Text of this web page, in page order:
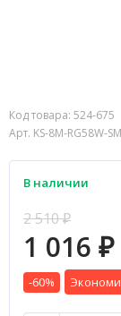
Код товара: 524-675
Арт. KS-8M-RG58W-
В наличии
2 510₽
1 016 ₽
-60%